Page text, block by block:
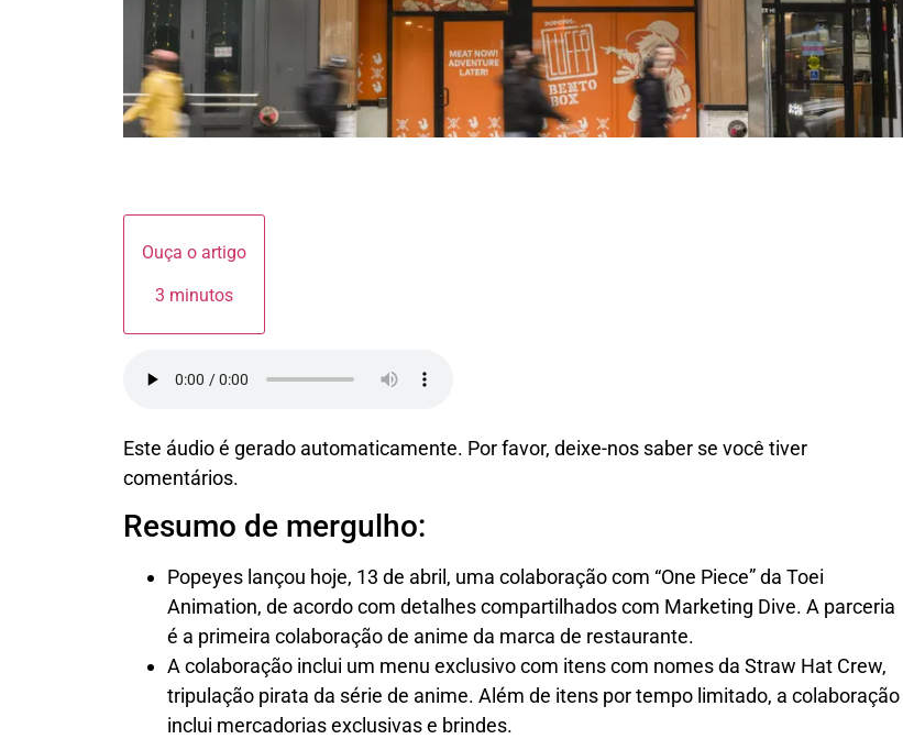
Ouça o artigo
3 minutos
Este áudio é gerado automaticamente. Por favor, deixe-nos saber se você tiver
comentários.
Resumo de mergulho:
Popeyes lançou hoje, 13 de abril, uma colaboração com “One Piece” da Toei
Animation, de acordo com detalhes compartilhados com Marketing Dive. A parceria
é a primeira colaboração de anime da marca de restaurante.
A colaboração inclui um menu exclusivo com itens com nomes da Straw Hat Crew,
tripulação pirata da série de anime. Além de itens por tempo limitado, a colaboração
inclui mercadorias exclusivas e brindes.